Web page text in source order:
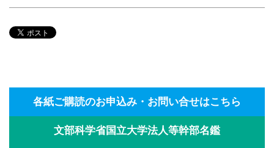
各紙ご購読のお申込み・お問い合せはこちら
文部科学省国立大学法人等幹部名鑑